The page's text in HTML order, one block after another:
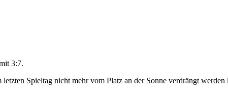
3:7.
Spieltag nicht mehr vom Platz an der Sonne verdrängt